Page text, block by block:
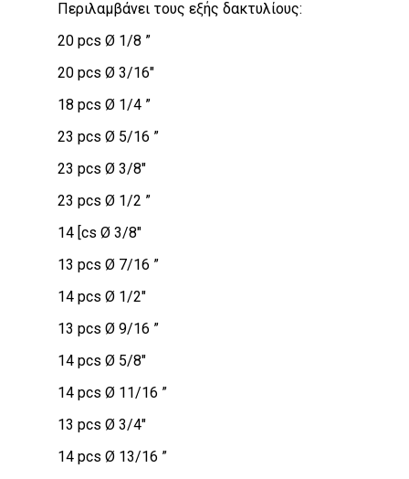
Περιλαμβάνει τους εξής δακτυλίους:
20 pcs Ø 1/8 ”
20 pcs Ø 3/16″
18 pcs Ø 1/4 ”
23 pcs Ø 5/16 ”
23 pcs Ø 3/8″
23 pcs Ø 1/2 ”
14 [cs Ø 3/8″
13 pcs Ø 7/16 ”
14 pcs Ø 1/2″
13 pcs Ø 9/16 ”
14 pcs Ø 5/8″
14 pcs Ø 11/16 ”
13 pcs Ø 3/4″
14 pcs Ø 13/16 ”